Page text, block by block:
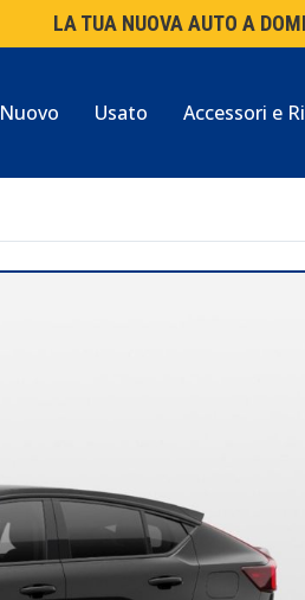
LA TUA NUOVA AUTO A
Nuovo Usato Accessori e